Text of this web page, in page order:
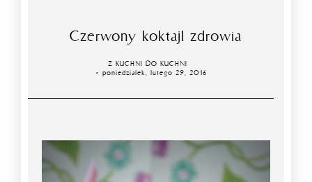
Czerwony koktajl zdrowia
Z KUCHNI DO KUCHNI
poniedziałek, lutego 29, 2016